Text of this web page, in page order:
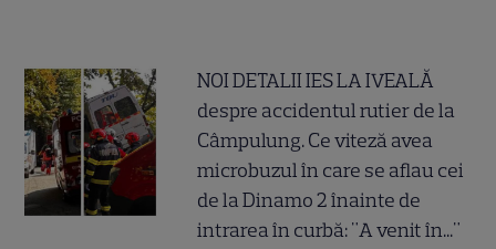
NOI DETALII IES LA IVEALĂ
despre accidentul rutier de la
Câmpulung. Ce viteză avea
microbuzul în care se aflau cei
de la Dinamo 2 înainte de
intrarea în curbă: "A venit în..."